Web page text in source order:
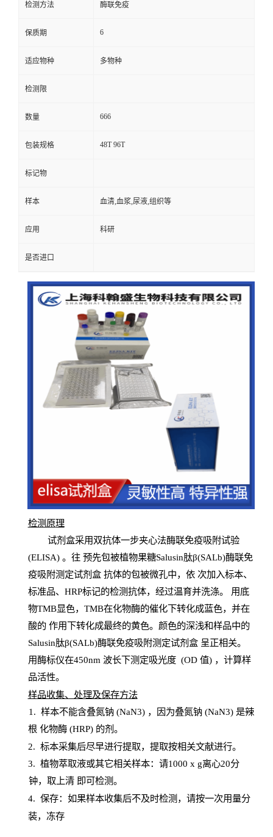
检测方法 酶联免疫
保质期 6
适应物种 多物种
检测限
数量 666
包装规格 48T 96T
标记物
样本 血清,血浆,尿液,组织等
应用 科研
是否进口
检测原理
试剂盒采用双抗体一步夹心法酶联免疫吸附试验
(ELISA) 。往 预先包被植物果糖Salusin肽β(SALb)酶联免
疫吸附测定试剂盒抗体的包被微孔中，依 次加入标本、
标准品、 HRP标记的检测抗体，经过温育并洗涤。
用底
物TMB显色， TMB在化物酶的催化下转化成蓝色，并在
酸的 作用下转化成最终的黄色。颜色的深浅和样品中的
Salusin肽β(SALb)酶联免疫吸附测定试剂盒呈正相关。
用酶标仪在450nm 波长下测定吸光度 (OD 值) ，计算样
品活性。
样品收集、处理及保存方法
1 . 样本不能含叠氮钠(NaN3) ，因为叠氮钠 (NaN3) 是辣
根 化物酶(HRP) 的剂。
2. 标本采集后尽早进行提取，提取按相关文献进行。
3. 植物萃取液或其它相关样本：请1000 x g离心20分
钟，取上清 即可检测。
4. 保存：如果样本收集后不及时检测，请按一次用量分
装，冻存